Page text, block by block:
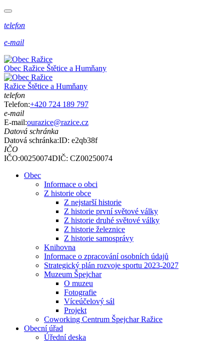
telefon
e-mail
Obec Ražice Štětice a Humňany
Ražice Štětice a Humňany
telefon
Telefon:+420 724 189 797
e-mail
E-mail:ourazice@razice.cz
Datová schránka
Datová schránka:ID: e2qb38f
IČO
IČO:00250074DIČ: CZ00250074
Obec
Informace o obci
Z historie obce
Z nejstarší historie
Z historie první světové války
Z historie druhé světové války
Z historie železnice
Z historie samosprávy
Knihovna
Informace o zpracování osobních údajů
Strategický plán rozvoje sportu 2023-2027
Muzeum Špejchar
O muzeu
Fotografie
Víceúčelový sál
Projekt
Coworking Centrum Špejchar Ražice
Obecní úřad
Úřední deska